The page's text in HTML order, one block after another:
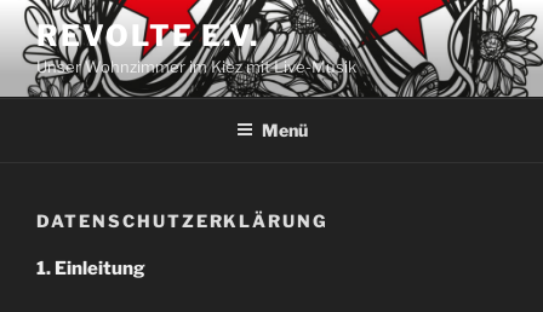
Zum
Inhalt
springen
REVOLTE E.V.
Unser Wohnzimmer im Kiez mit Live-Musik
Menü
DATENSCHUTZERKLÄRUNG
1. Einleitung